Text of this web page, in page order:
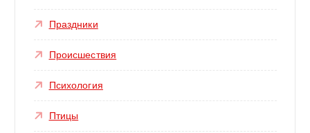
Праздники
Происшествия
Психология
Птицы